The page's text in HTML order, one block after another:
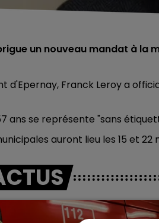
un nouveau mandat à la
d'Epernay, Franck Leroy a
ans se représente "sans
auront lieu les 15 et 22